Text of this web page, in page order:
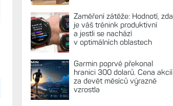
Zaměření zátěže: Hodnotí, zda
je váš trénink produktivní
a jestli se nachází
v optimálních oblastech
Garmin poprvé překonal
hranici 300 dolarů. Cena akcií
za devět měsíců výrazně
vzrostla